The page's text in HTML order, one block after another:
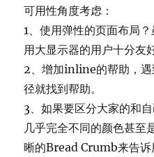
可用性角度考虑：
1、使用弹性的页面布局
用大显示器的用户十分友好
2、增加inline的帮助，遇
径就找到帮助。
3、如果要区分大家的和
几乎完全不同的颜色甚至
晰的Bread Crumb来告诉